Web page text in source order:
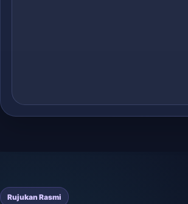
Rujukan Rasmi